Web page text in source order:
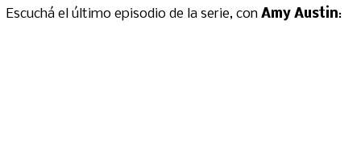
Escuchá el último episodio de la serie, con Amy Austin: